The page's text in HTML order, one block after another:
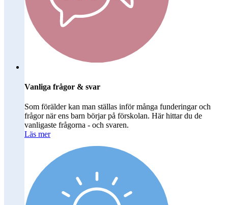
Vanliga frågor & svar
Som förälder kan man ställas inför många funderingar och
frågor när ens barn börjar på förskolan. Här hittar du de
vanligaste frågorna - och svaren.
Läs mer